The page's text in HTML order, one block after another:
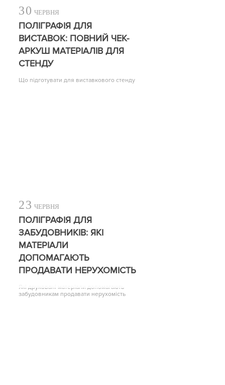
30 ЧЕРВНЯ
ПОЛІГРАФІЯ ДЛЯ
ВИСТАВОК: ПОВНИЙ ЧЕК-
АРКУШ МАТЕРІАЛІВ ДЛЯ
СТЕНДУ
Що підготувати для виставкового стенду
23 ЧЕРВНЯ
ПОЛІГРАФІЯ ДЛЯ
ЗАБУДОВНИКІВ: ЯКІ
МАТЕРІАЛИ
ДОПОМАГАЮТЬ
ПРОДАВАТИ НЕРУХОМІСТЬ
Які друковані матеріали допомагають
забудовникам продавати нерухомість